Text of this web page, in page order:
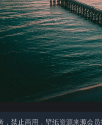
禁止商用，壁纸资源来源会